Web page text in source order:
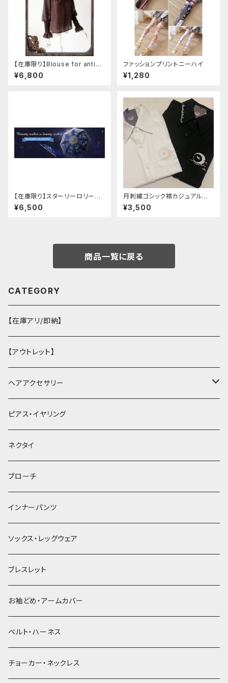
【在庫限り】Blouse for antiqu
e automaton
¥6,800
ファッションプリントニーハイ
¥1,280
【在庫限り】スターリーロリータ
アンブレラ
¥6,500
月刺繍ゴシック襟カジュアルブラ
ウス(長袖)
¥3,500
商品一覧に戻る
CATEGORY
【在庫アリ/即納】
【アウトレット】
ヘアアクセサリー
ヘアクリップ
ヘッドドレス・カチューシャ
ヘアゴム
簪
ピアス・イヤリング
ネクタイ
ブローチ
インナーパンツ
ソックス・レッグウェア
ブレスレット
お袖どめ・アームカバー
ベルト・ハーネス
チョーカー・ネックレス